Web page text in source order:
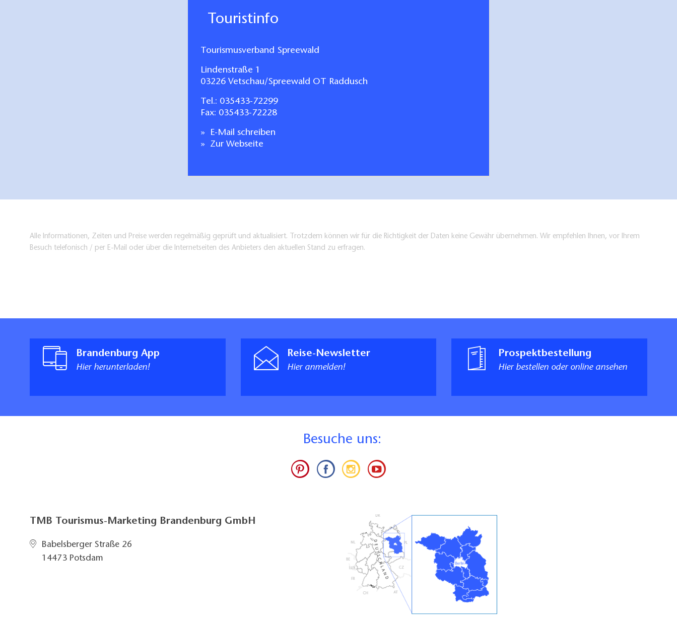
Touristinfo
Tourismusverband Spreewald
Lindenstraße 1
03226 Vetschau/Spreewald OT Raddusch
Tel.: 035433-72299
Fax: 035433-72228
E-Mail schreiben
Zur Webseite
Alle Informationen, Zeiten und Preise werden regelmäßig geprüft und aktualisiert. Trotzdem können wir für die Richtigkeit der Daten keine Gewähr übernehmen. Wir empfehlen Ihnen, vor Ihrem
Besuch telefonisch / per E-Mail oder über die Internetseiten des Anbieters den aktuellen Stand zu erfragen.
Brandenburg App
Hier herunterladen!
Reise-Newsletter
Hier anmelden!
Prospektbestellung
Hier bestellen oder online ansehen
Besuche uns:
TMB Tourismus-Marketing Brandenburg GmbH
Babelsberger Straße 26
14473 Potsdam